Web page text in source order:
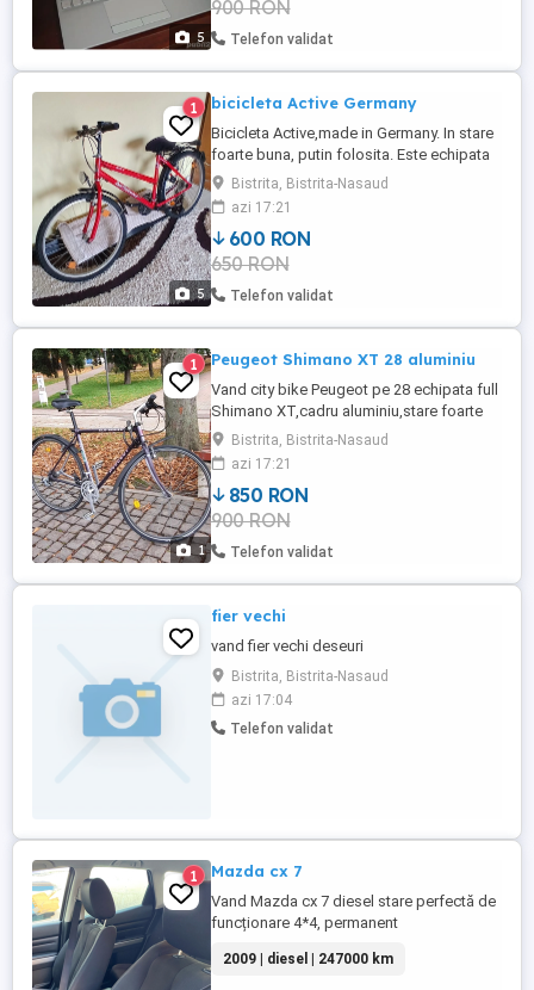
5
900 RON
Telefon validat
5
1 bicicleta Active Germany
Bicicleta Active,made in Germany. In stare
foarte buna, putin folosita. Este echipata
complet,inclusiv dinam,anvelope in stare
foarte buna,frane la fel,totul ok.
Bistrita, Bistrita-Nasaud
azi 17:21
600 RON
650 RON
Telefon validat
1
1 Peugeot Shimano XT 28 aluminiu
Vand city bike Peugeot pe 28 echipata full
Shimano XT,cadru aluminiu,stare foarte
buna.Bistrita, Bistrita-Nasaud
azi 17:21
850 RON
900 RON
Telefon validat
fier vechi
vand fier vechi deseuri
Bistrita, Bistrita-Nasaud
azi 17:04
Telefon validat
1 Mazda cx 7
Vand Mazda cx 7 diesel stare perfectă de
funcționare 4*4, permanent
2009 | diesel | 247000 km